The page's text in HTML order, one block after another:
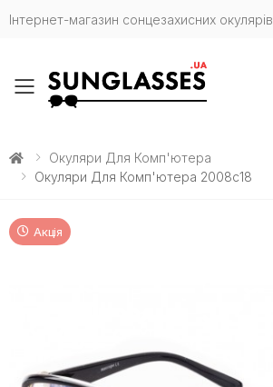
Інтернет-магазин сонцезахисних окулярів
Toggle mobile menu
Окуляри Для Комп'ютера
Окуляри Для Комп'ютера 2008c18
Акція